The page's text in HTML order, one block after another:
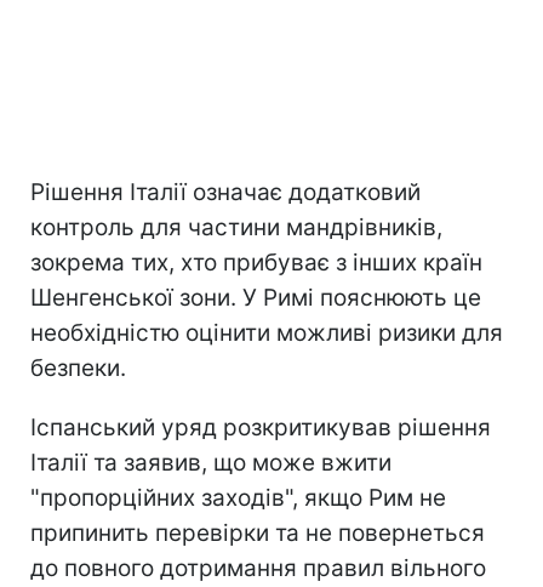
Рішення Італії означає додатковий
контроль для частини мандрівників,
зокрема тих, хто прибуває з інших країн
Шенгенської зони. У Римі пояснюють це
необхідністю оцінити можливі ризики для
безпеки.
Іспанський уряд розкритикував рішення
Італії та заявив, що може вжити
"пропорційних заходів", якщо Рим не
припинить перевірки та не повернеться
до повного дотримання правил вільного